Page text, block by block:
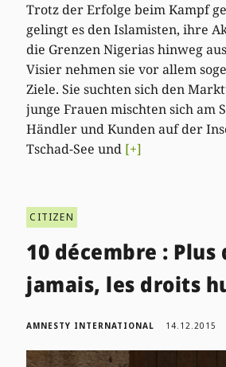
Trotz der Erfolge beim Kampf
gelingt es den Islamisten, ihre
die Grenzen Nigerias hinweg
Visier nehmen sie vor allem
Ziele. Sie suchten sich den
junge Frauen mischten sich am
Händler und Kunden auf der
Tschad-See und [+]
CITIZEN
10 décembre : Plus
jamais, les droits
AMNESTY INTERNATIONAL 14.12.2015